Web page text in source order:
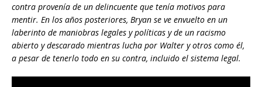
contra provenía de un delincuente que tenía motivos para
mentir. En los años posteriores, Bryan se ve envuelto en un
laberinto de maniobras legales y políticas y de un racismo
abierto y descarado mientras lucha por Walter y otros como él,
a pesar de tenerlo todo en su contra, incluido el sistema legal.